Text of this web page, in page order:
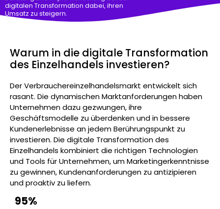
digitalen Transformation dabei, ihren
Umsatz zu steigern.
Warum in die digitale Transformation
des Einzelhandels investieren?
Der Verbrauchereinzelhandelsmarkt entwickelt sich
rasant. Die dynamischen Marktanforderungen haben
Unternehmen dazu gezwungen, ihre
Geschäftsmodelle zu überdenken und in bessere
Kundenerlebnisse an jedem Berührungspunkt zu
investieren. Die digitale Transformation des
Einzelhandels kombiniert die richtigen Technologien
und Tools für Unternehmen, um Marketingerkenntnisse
zu gewinnen, Kundenanforderungen zu antizipieren
und proaktiv zu liefern.
95%